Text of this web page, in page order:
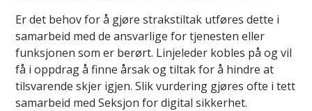
Er det behov for å gjøre strakstiltak utføres dette i
samarbeid med de ansvarlige for tjenesten eller
funksjonen som er berørt. Linjeleder kobles på og vil
få i oppdrag å finne årsak og tiltak for å hindre at
tilsvarende skjer igjen. Slik vurdering gjøres ofte i tett
samarbeid med Seksjon for digital sikkerhet.